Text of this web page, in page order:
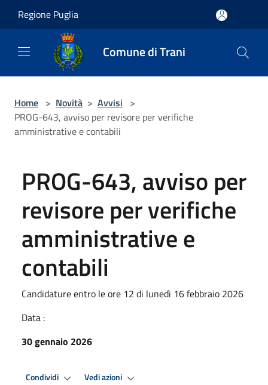
Regione Puglia
Comune di Trani
Home > Novità > Avvisi >
PROG-643, avviso per revisore per verifiche
amministrative e contabili
PROG-643, avviso per
revisore per verifiche
amministrative e
contabili
Candidature entro le ore 12 di lunedì 16 febbraio 2026
Data :
30 gennaio 2026
Condividi Vedi azioni